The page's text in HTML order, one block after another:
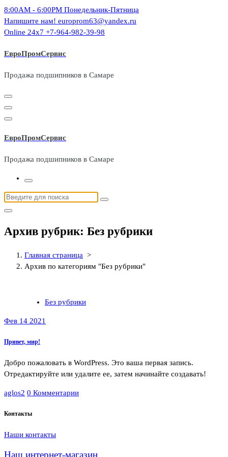
Перейти
к
содержимому
8:00AM - 6:00PM Понедельник-Пятница
Напишите нам! europrom63@yandex.ru
Online 24x7 +7-964-982-39-98
ЕвроПромСервис
Продажа подшипников в Самаре
ЕвроПромСервис
Продажа подшипников в Самаре
Найти:
Архив рубрик: Без рубрики
Главная страница >
Архив по категориям "Без рубрики"
Без рубрики
Фев 14 2021
Привет, мир!
Добро пожаловать в WordPress. Это ваша первая запись.
Отредактируйте или удалите ее, затем начинайте создавать!
aglos2 0 Комментарии
Контакты
Наши контакты
Наш интернет-магазин